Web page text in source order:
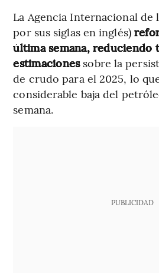
La Agencia Internacional de
por sus siglas en inglés)
última semana, reduciendo
estimacionessobre la
de crudo para el 2025, lo
considerable baja del
semana.
PUBLICIDAD